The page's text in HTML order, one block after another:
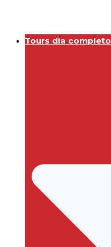
Tours día completo